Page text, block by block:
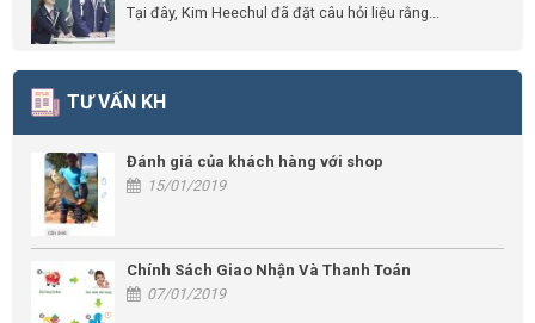
Tại đây, Kim Heechul đã đặt câu hỏi liệu rằng...
TƯ VẤN KH
Đánh giá của khách hàng với shop
15/01/2019
Chính Sách Giao Nhận Và Thanh Toán
07/01/2019